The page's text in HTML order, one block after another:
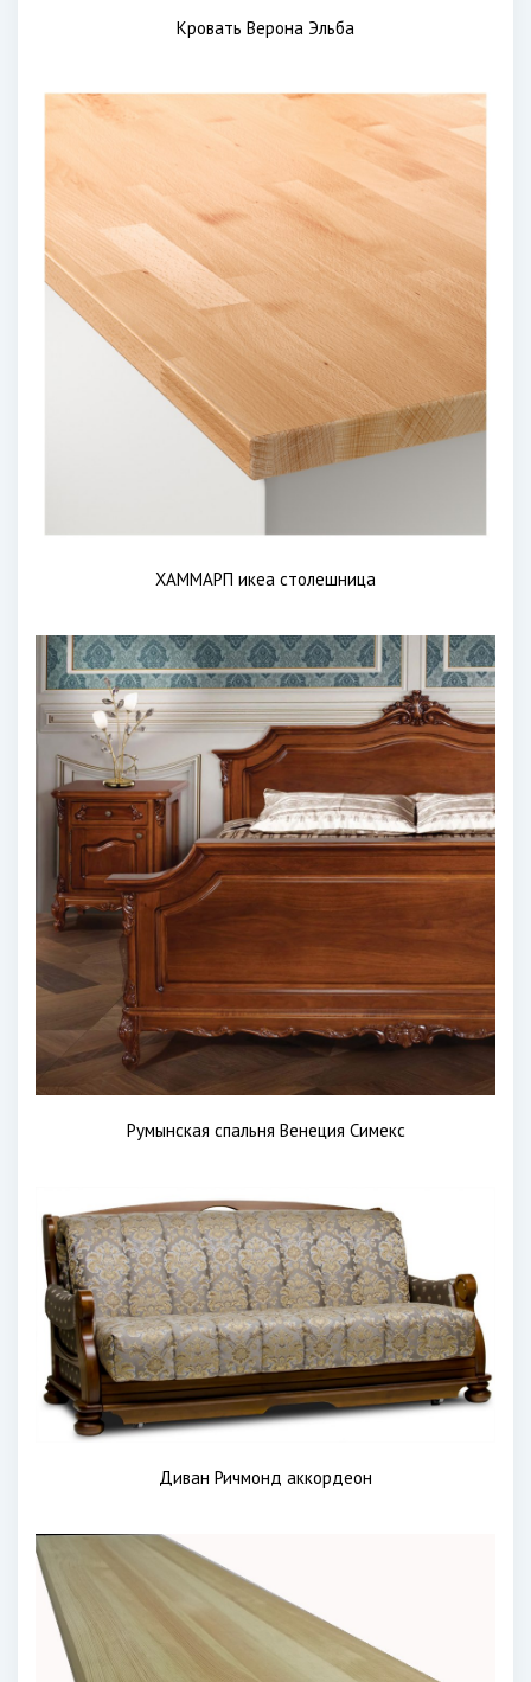
Кровать Верона Эльба
ХАММАРП икеа столешница
Румынская спальня Венеция Симекс
Диван Ричмонд аккордеон